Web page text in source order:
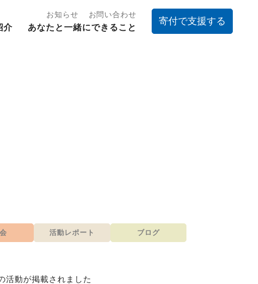
お知らせ お問い合わせ
介 あなたと一緒にできること
寄付で支援する
活動レポート ブログ
活動が掲載されました